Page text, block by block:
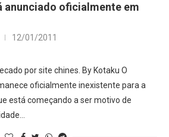
anunciado oficialmente em
12/01/2011
por site chines. By Kotaku O
oficialmente inexistente para a
está começando a ser motivo de